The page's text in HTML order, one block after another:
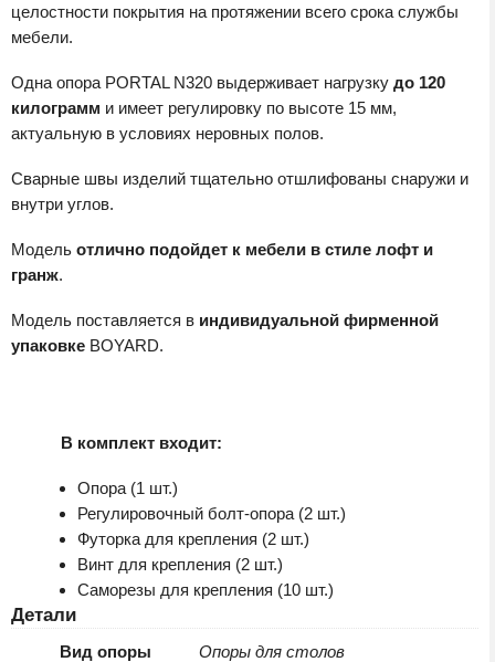
целостности покрытия на протяжении всего срока службы
мебели.
Одна опора PORTAL N320 выдерживает нагрузку до 120
килограмм и имеет регулировку по высоте 15 мм,
актуальную в условиях неровных полов.
Сварные швы изделий тщательно отшлифованы снаружи и
внутри углов.
Модель отлично подойдет к мебели в стиле лофт и
гранж.
Модель поставляется в индивидуальной фирменной
упаковке BOYARD.
В комплект входит:
Опора (1 шт.)
Регулировочный болт-опора (2 шт.)
Футорка для крепления (2 шт.)
Винт для крепления (2 шт.)
Cаморезы для крепления (10 шт.)
Детали
Вид опоры Опоры для столов